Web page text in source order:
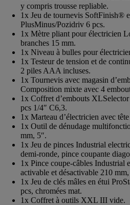
y compris trousse repliable.
1x Jeu de tournevis SoftFinish®
PlusMinus/Pozidriv 6 pcs.
1x Mètre pliant pour électricien
branches 15 mm.
1x Niveau à bulles pour
1x Testeur de tension et de
2 piles AAA incluses.
1x Tournevis avec magasin
Composition mixte avec 4
1x Coffret d’embouts
pcs 1/4″ C6,3.
1x Marteau d’électricien avec
1x Outil de dénudage
mm, 5″.
1x Jeu de pinces Industrial
demi-ronde, pince coupante
1x Pince coupe-câbles Industrial
activable et désactivable 210
1x Jeu de clés mâles en étui
pcs, chromées mat.
1x Coffret à outils XXL III vide.